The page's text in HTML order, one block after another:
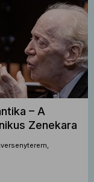
– A
Zenekara